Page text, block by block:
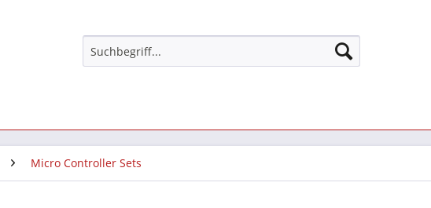
Micro Controller Sets